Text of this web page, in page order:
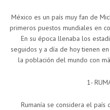
México es un país muy fan de
primeros puestos mundiales en
En su época llenaba los
seguidos y a día de hoy tienen
la población del mundo con
1-
Rumanía se considera el país